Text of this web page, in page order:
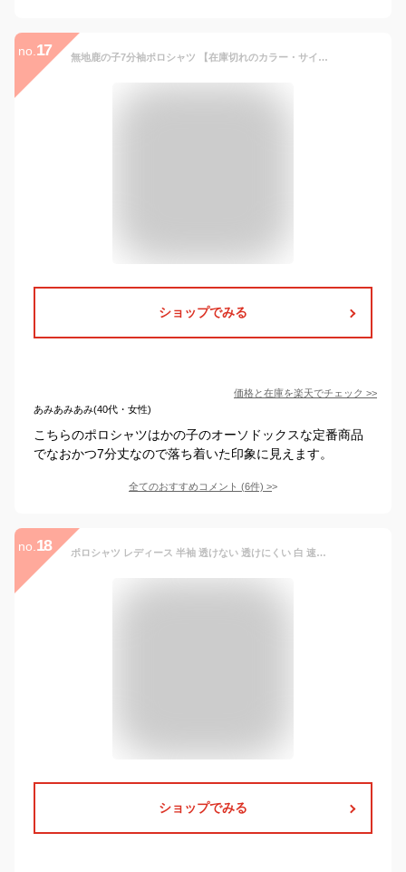
no. 17 無地鹿の子7分袖ポロシャツ 【在庫切れのカラー・サイズは別ページでもご確認ください！】 レディース スリット入り 人気商品 売れてます！ M L LL 3L 4L 5L オフ ピンク パープル ネイビー グレー クロ sleeve VANSPORTS（バンスポーツ） 送料無料
ショップでみる
価格と在庫を楽天でチェック >>
あみあみあみ(40代・女性)
こちらのポロシャツはかの子のオーソドックスな定番商品
でなおかつ7分丈なので落ち着いた印象に見えます。
全てのおすすめコメント (6件) >
no. 18 ポロシャツ レディース 半袖 透けない 透けにくい 白 速乾 ドライ シルキータッチ ストレッチ 涼しい UVカット 4.7オンス 吸汗速乾 仕事着 制服 クールビズ オフィスカジュアル きれいめ 上品 介護 看護 保育士 学生 制服 ゴルフ スポーツ 無地 大きいサイズ 春 夏 2020
ショップでみる